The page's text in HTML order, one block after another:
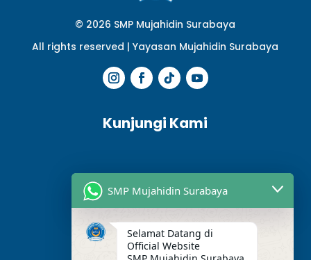
© 2026 SMP Mujahidin Surabaya
All rights reserved |Yayasan Mujahidin Surabaya
Kunjungi Kami
SMP Mujahidin Surabaya
Selamat Datang di
Official Website